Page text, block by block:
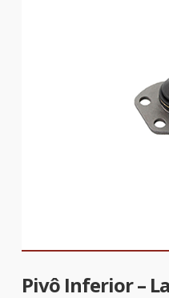
Pivô Inferior –